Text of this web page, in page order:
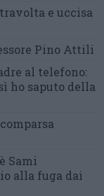
e uccisa
Pino Attili
al telefono:
ho saputo della
Sami
alla fuga dai